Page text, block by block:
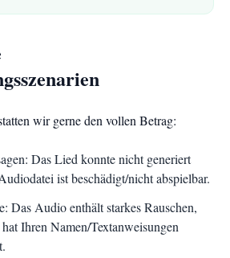
wir gerne den vollen Betrag:
Das Lied konnte nicht generiert
ist beschädigt/nicht abspielbar.
Das Audio enthält starkes Rauschen,
Ihren Namen/Textanweisungen